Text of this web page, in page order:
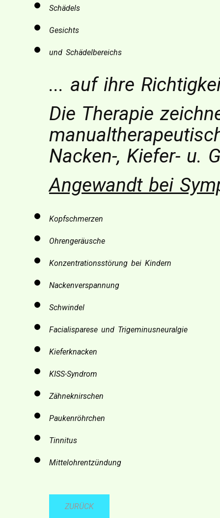
Schädels
Gesichts
und Schädelbereichs
... auf ihre
Die Therapie
Nacken-, Kiefer- u.
Angewandt bei
Kopfschmerzen
Ohrengeräusche
Konzentrationsstörung bei Kindern
Nackenverspannung
Schwindel
Facialisparese und Trigeminusneuralgie
Kieferknacken
KISS-Syndrom
Zähneknirschen
Paukenröhrchen
Tinnitus
Mittelohrentzündung
ZURÜCK